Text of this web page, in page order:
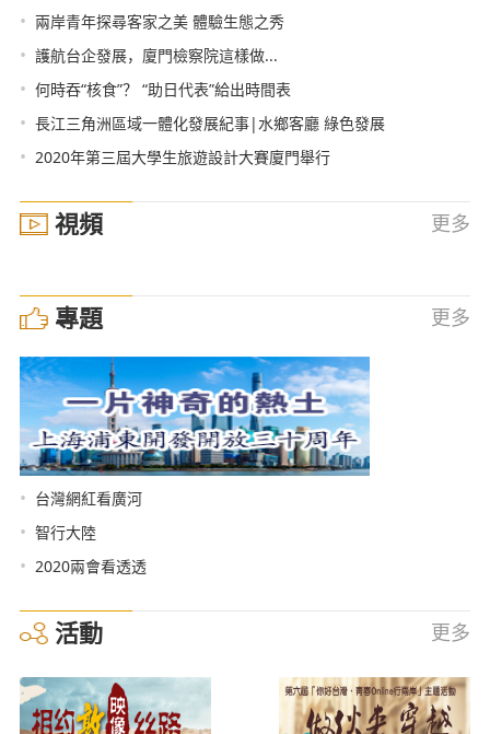
• 兩岸青年探尋客家之美 體驗生態之秀
• 護航台企發展，廈門檢察院這樣做...
• 何時吞“核食”？ “助日代表”給出時間表
• 長江三角洲區域一體化發展紀事|水鄉客廳 綠色發展
• 2020年第三屆大學生旅遊設計大賽廈門舉行
視頻 更多
專題 更多
• 台灣網紅看廣河
• 智行大陸
• 2020兩會看透透
活動 更多